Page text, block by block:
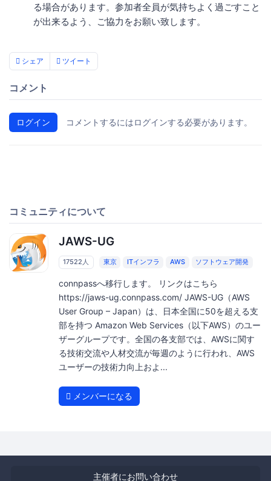
る場合があります。参加者全員が気持ちよく過ごすこと
が出来るよう、ご協力をお願い致します。
シェア ツイート
コメント
ログイン コメントするにはログインする必要があります。
コミュニティについて
JAWS-UG
17522人 東京 ITインフラ AWS ソフトウェア開発
connpassへ移行します。 リンクはこちら
https://jaws-ug.connpass.com/ JAWS-UG（AWS
User Group – Japan）は、日本全国に50を超える支
部を持つ Amazon Web Services（以下AWS）のユー
ザーグループです。全国の各支部では、AWSに関す
る技術交流や人材交流が毎週のように行われ、AWS
ユーザーの技術力向上およ...
メンバーになる
主催者にお問い合わせ